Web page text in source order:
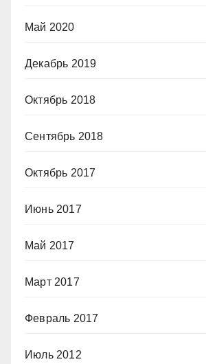
Май 2020
Декабрь 2019
Октябрь 2018
Сентябрь 2018
Октябрь 2017
Июнь 2017
Май 2017
Март 2017
Февраль 2017
Июль 2012